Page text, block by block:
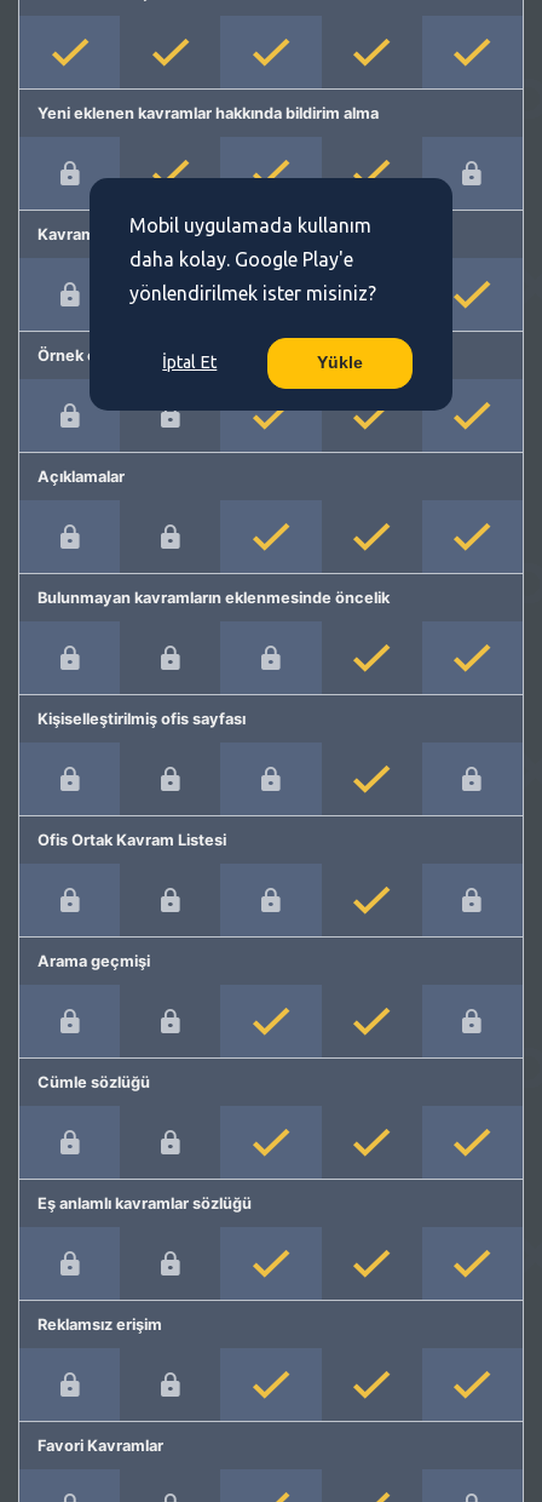
Yeni eklenen kavramlar hakkında bildirim alma
Kavram önerme
Örnek cümleler
Açıklamalar
Bulunmayan kavramların eklenmesinde öncelik
Kişiselleştirilmiş ofis sayfası
Ofis Ortak Kavram Listesi
Arama geçmişi
Cümle sözlüğü
Eş anlamlı kavramlar sözlüğü
Reklamsız erişim
Favori Kavramlar
Mobil uygulamada kullanım
daha kolay. Google Play'e
yönlendirilmek ister misiniz?
İptal Et Yükle